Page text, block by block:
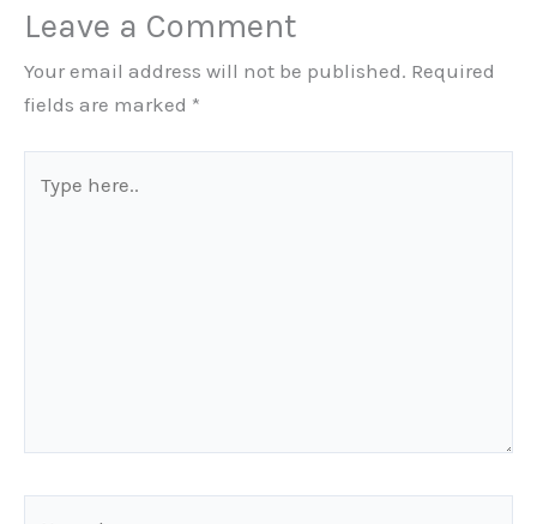
Leave a Comment
Your email address will not be published. Required
fields are marked *
here..